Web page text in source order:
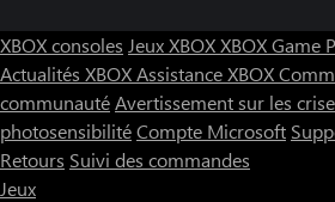
XBOX consoles Jeux XBOXXBOX Game
Actualités XBOXAssistance XBOX
communautéAvertissement sur les
photosensibilitéCompte Microsoft
Retours Suivi des commandes
Jeux